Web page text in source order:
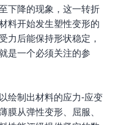
下降的现象，这一转折
料开始发生塑性变形的
力后能保持形状稳定，
是一个必须关注的参
绘制出材料的应力-应变
膜从弹性变形、屈服、